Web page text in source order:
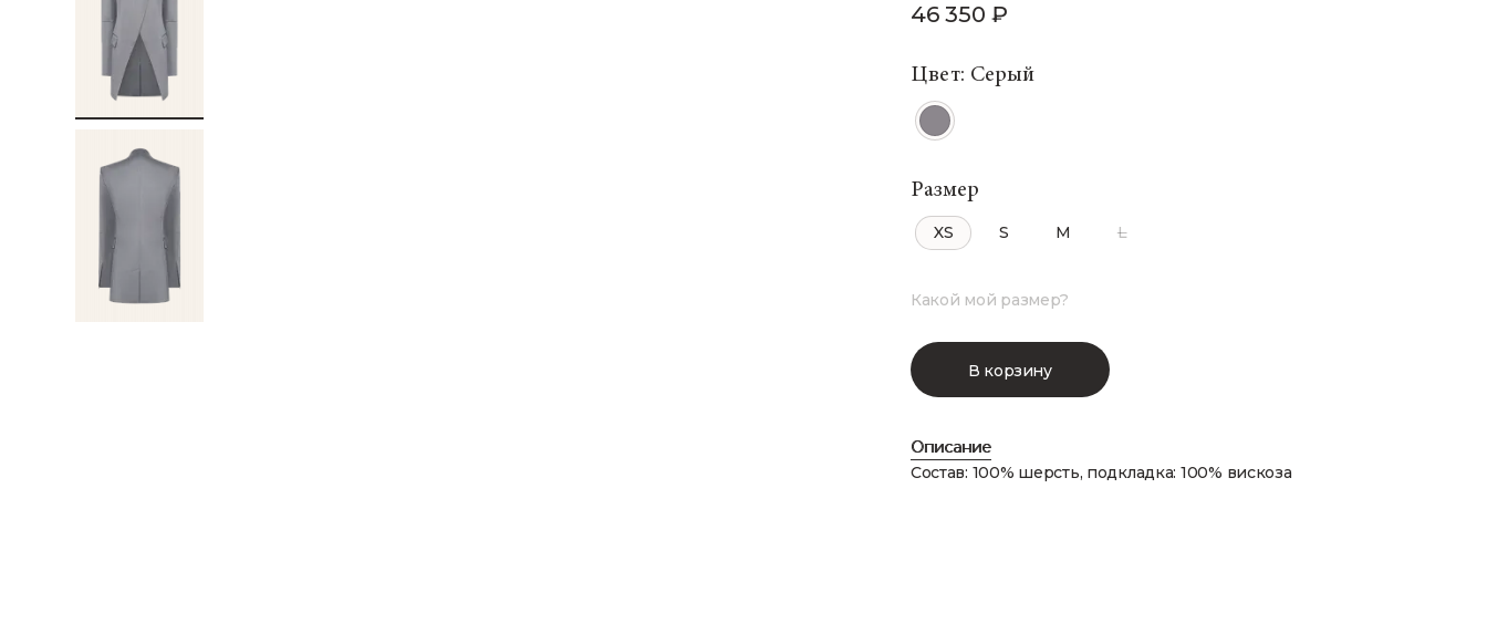
46 350 ₽
Цвет: Серый
Размер
XS S M L
Какой мой размер?
В корзину
Описание
Состав: 100% шерсть, подкладка: 100% вискоза